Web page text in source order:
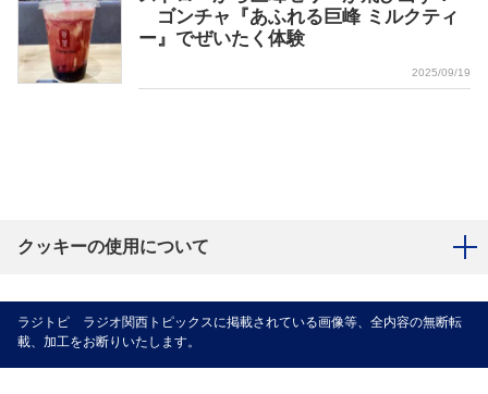
ゴンチャ『あふれる巨峰 ミルクティ
ー』でぜいたく体験
2025/09/19
クッキーの使用について
ラジトピ ラジオ関西トピックスに掲載されている画像等、全内容の無断転
載、加工をお断りいたします。